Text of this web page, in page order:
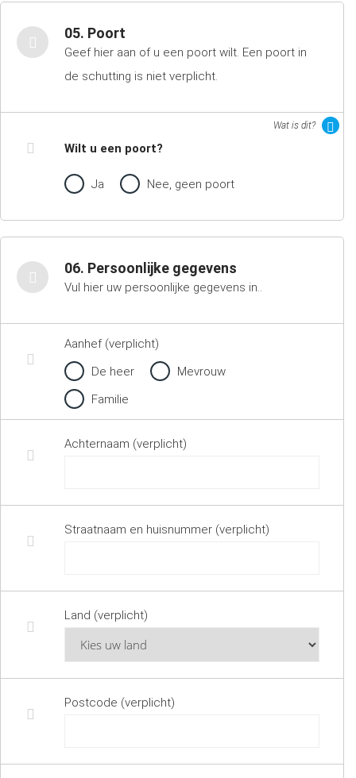
05. Poort
Geef hier aan of u een poort wilt. Een poort in
de schutting is niet verplicht.
Wat is dit?
Wilt u een poort?
Ja Nee, geen poort
06. Persoonlijke gegevens
Vul hier uw persoonlijke gegevens in..
Aanhef (verplicht)
De heer
Mevrouw
Familie
Achternaam (verplicht)
Straatnaam en huisnummer (verplicht)
Land (verplicht)
Postcode (verplicht)